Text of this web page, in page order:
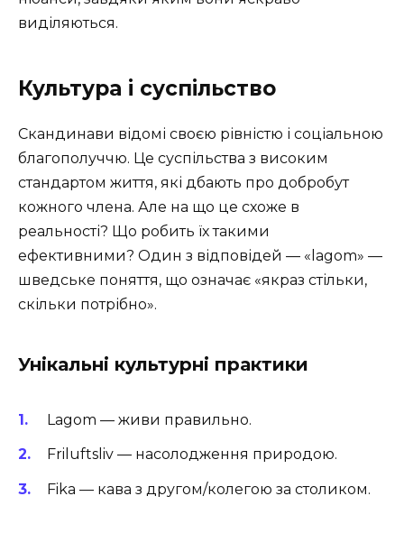
виділяються.
Культура і суспільство
Скандинави відомі своєю рівністю і соціальною
благополуччю. Це суспільства з високим
стандартом життя, які дбають про добробут
кожного члена. Але на що це схоже в
реальності? Що робить їх такими
ефективними? Один з відповідей — «lagom» —
шведське поняття, що означає «якраз стільки,
скільки потрібно».
Унікальні культурні практики
Lagom — живи правильно.
Friluftsliv — насолодження природою.
Fika — кава з другом/колегою за столиком.